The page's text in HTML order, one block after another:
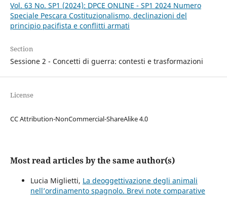
Vol. 63 No. SP1 (2024): DPCE ONLINE - SP1 2024 Numero
Speciale Pescara Costituzionalismo, declinazioni del
principio pacifista e conflitti armati
Section
Sessione 2 - Concetti di guerra: contesti e trasformazioni
License
CC Attribution-NonCommercial-ShareAlike 4.0
Most read articles by the same author(s)
Lucia Miglietti, La deoggettivazione degli animali
nell’ordinamento spagnolo. Brevi note comparative